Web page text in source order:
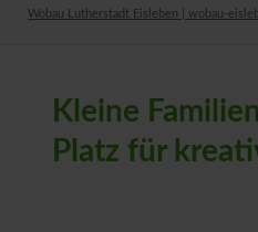
Wobau Lutherstadt Eisleben | wobau-
Kleine
Platz für